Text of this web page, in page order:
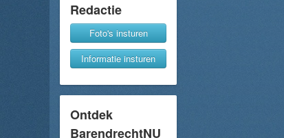
Redactie
Foto's insturen
Informatie insturen
Ontdek
BarendrechtNU